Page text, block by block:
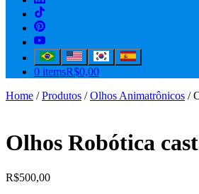
0 itemsR$0,00
Home /Produtos /Olhos Animatrônicos /
Olhos Robótica
R$500,00